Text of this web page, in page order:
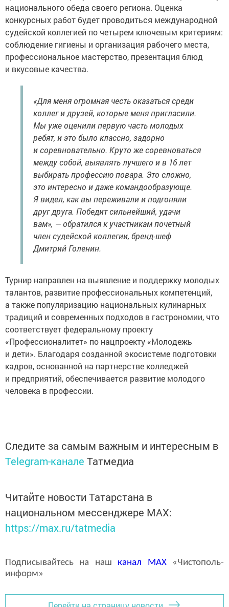
национального обеда своего региона. Оценка
конкурсных работ будет проводиться международной
судейской коллегией по четырем ключевым критериям:
соблюдение гигиены и организация рабочего места,
профессиональное мастерство, презентация блюд
и вкусовые качества.
«Для меня огромная честь оказаться среди
коллег и друзей, которые меня пригласили.
Мы уже оценили первую часть молодых
ребят, и это было классно, задорно
и соревновательно. Круто же соревноваться
между собой, выявлять лучшего и в 16 лет
выбирать профессию повара. Это сложно,
это интересно и даже командообразующе.
Я видел, как вы переживали и подгоняли
друг друга. Победит сильнейший, удачи
вам», — обратился к участникам почетный
член судейской коллегии, бренд-шеф
Дмитрий Голенин.
Турнир направлен на выявление и поддержку молодых
талантов, развитие профессиональных компетенций,
а также популяризацию национальных кулинарных
традиций и современных подходов в гастрономии, что
соответствует федеральному проекту
«Профессионалитет» по нацпроекту «Молодежь
и дети». Благодаря созданной экосистеме подготовки
кадров, основанной на партнерстве колледжей
и предприятий, обеспечивается развитие молодого
человека в профессии.
Следите за самым важным и интересным в
Telegram-канале Татмедиа
Читайте новости Татарстана в
национальном мессенджере MАХ:
https://max.ru/tatmedia
Подписывайтесь на наш канал MAX«Чистополь-
информ»